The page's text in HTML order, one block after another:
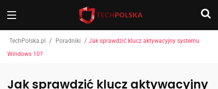
TechPolska.pl / Poradniki / Jak sprawdzić klucz aktywacyjny systemu
Windows 10?
Jak sprawdzić klucz aktywacyjny